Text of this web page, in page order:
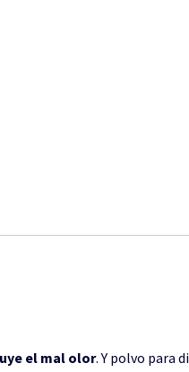
el mal olor. Y polvo para